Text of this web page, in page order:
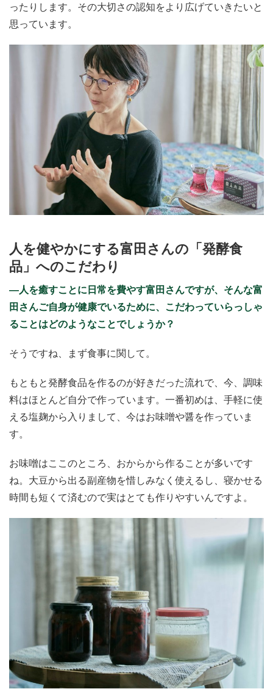
ったりします。その大切さの認知をより広げていきたいと
思っています。
人を健やかにする富田さんの「発酵食
品」へのこだわり
―人を癒すことに日常を費やす富田さんですが、そんな富
田さんご自身が健康でいるために、こだわっていらっしゃ
ることはどのようなことでしょうか？
そうですね、まず食事に関して。
もともと発酵食品を作るのが好きだった流れで、今、調味
料はほとんど自分で作っています。一番初めは、手軽に使
える塩麹から入りまして、今はお味噌や醤を作っていま
す。
お味噌はここのところ、おからから作ることが多いです
ね。大豆から出る副産物を惜しみなく使えるし、寝かせる
時間も短くて済むので実はとても作りやすいんですよ。